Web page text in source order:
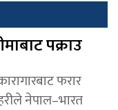
पक्राउ
फरार
नेपाल–भारत